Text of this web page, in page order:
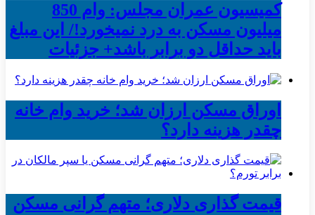
کمیسیون عمران مجلس: وام 850
میلیون مسکن به درد نمیخورد!/ این مبلغ
باید حداقل دو برابر باشد+ جزئیات
اوراق مسکن ارزان شد؛ خرید وام خانه
چقدر هزینه دارد؟
قیمت گذاری دلاری؛ متهم گرانی مسکن